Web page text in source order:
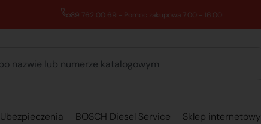
89 762 00 69 - Pomoc zakupowa 7:00 - 16:00
Ubezpieczenia BOSCH Diesel Service Sklep internetowy